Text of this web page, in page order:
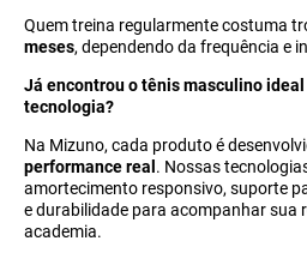
Quem treina regularmente costuma
meses, dependendo da frequência e
Já encontrou o tênis masculino
tecnologia?
Na Mizuno, cada produto é
performance real . Nossas
amortecimento responsivo, suporte
e durabilidade para acompanhar sua
academia.